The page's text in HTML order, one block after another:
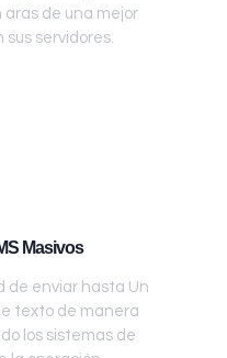
aras de una mejor
servidores.
Masivos
de enviar hasta Un
texto de manera
los sistemas de